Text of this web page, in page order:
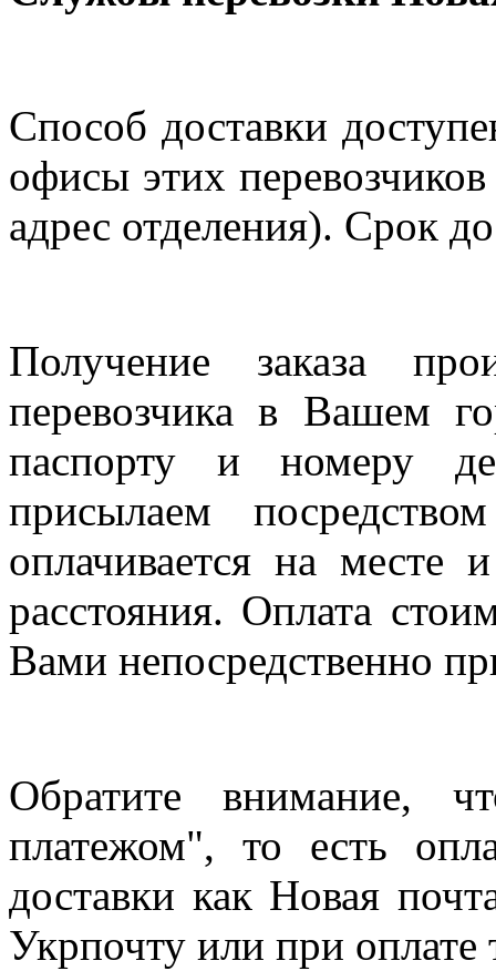
Способ доставки
офисы этих
адрес отделения). Срок
Получение заказа
перевозчика в Вашем
паспорту и номеру
присылаем
оплачивается на месте
расстояния. Оплата
Вами непосредственно
Обратите внимание,
платежом", то есть
доставки как Новая
Укрпочту или при оплате